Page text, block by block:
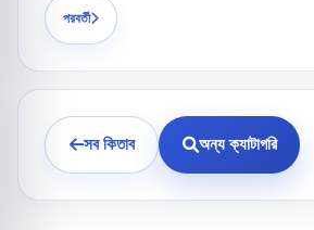
পরবর্তী
সব কিতাব অন্য ক্যাটাগরি